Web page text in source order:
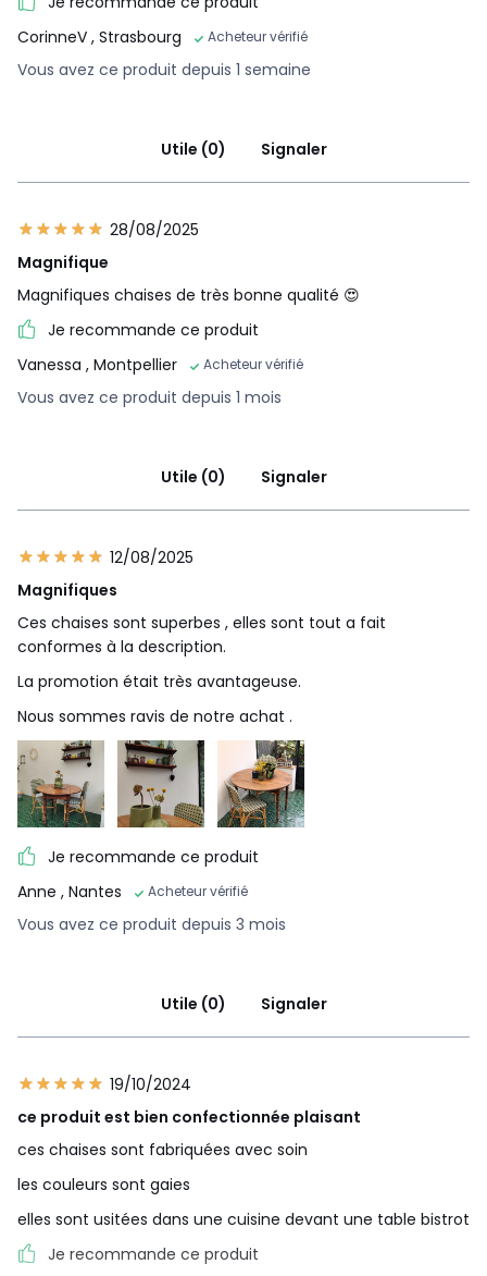
CorinneV , Strasbourg Acheteur vérifié
Vous avez ce produit depuis 1 semaine
Utile (0) Signaler
28/08/2025
Magnifique
Magnifiques chaises de très bonne qualité 😍
Je recommande ce produit
Vanessa , Montpellier Acheteur vérifié
Vous avez ce produit depuis 1 mois
Utile (0) Signaler
12/08/2025
Magnifiques
Ces chaises sont superbes , elles sont tout a fait
conformes à la description.
La promotion était très avantageuse.
Nous sommes ravis de notre achat .
Je recommande ce produit
Anne , Nantes Acheteur vérifié
Vous avez ce produit depuis 3 mois
Utile (0) Signaler
19/10/2024
ce produit est bien confectionnée plaisant
ces chaises sont fabriquées avec soin
les couleurs sont gaies
elles sont usitées dans une cuisine devant une table bistrot
Je recommande ce produit